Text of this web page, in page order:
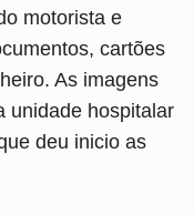
motorista e
cartões
As imagens
unidade hospitalar
deu inicio as